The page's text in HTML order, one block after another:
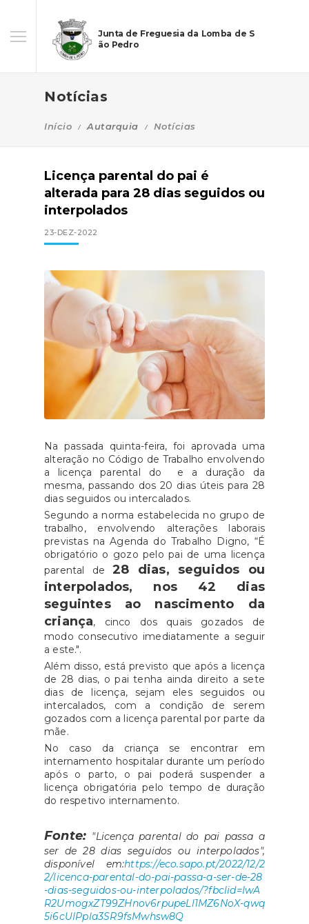
Junta de Freguesia da Lomba de S
ão Pedro
Notícias
Início Autarquia Notícias
Licença parental do pai é
alterada para 28 dias seguidos ou
interpolados
23-DEZ-2022
Na passada quinta-feira, foi aprovada uma
alteração no Código de Trabalho envolvendo
a licença parental do e a duração da
mesma, passando dos 20 dias úteis para 28
dias seguidos ou intercalados.
Segundo a norma estabelecida no grupo de
trabalho, envolvendo alterações laborais
previstas na Agenda do Trabalho Digno, “É
obrigatório o gozo pelo pai de uma licença
parental de28 dias, seguidos ou
interpolados, nos 42 dias
seguintes ao nascimento da
criança, cinco dos quais gozados de
modo consecutivo imediatamente a seguir
a este.".
Além disso, está previsto que após a licença
de 28 dias, o pai tenha ainda direito a sete
dias de licença, sejam eles seguidos ou
intercalados, com a condição de serem
gozados com a licença parental por parte da
mãe.
No caso da criança se encontrar em
internamento hospitalar durante um período
após o parto, o pai poderá suspender a
licença obrigatória pelo tempo de duração
do respetivo internamento.
Fonte: "Licença parental do pai passa a
ser de 28 dias seguidos ou interpolados",
disponível em:https://eco.sapo.pt/2022/12/2
2/licenca-parental-do-pai-passa-a-ser-de-28
-dias-seguidos-ou-interpolados/?fbclid=IwA
R2UmogxZT99ZHnov6rpupeLl1MZ6NoX-qwq
5i6cUIPpla3SR9fsMwhsw8Q